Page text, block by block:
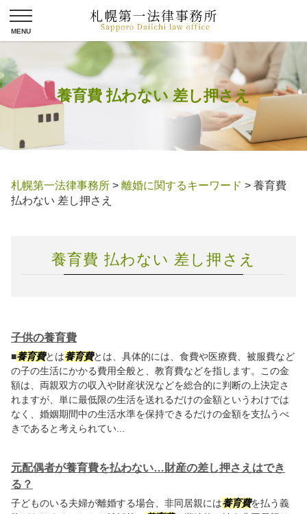
養育費 払わない 差し押さえ
札幌第一法律事務所 > 離婚に関するキーワード > 養育費
払わない 差し押さえ
養育費 払わない 差し押さえ
子供の養育費
■養育費とは養育費とは、具体的には、食費や医療費、被服費など
の子の生活にかかる費用全般と、教育費などを指します。この金
額は、両親双方の収入や財産状況などを総合的に判断の上決定さ
れますが、単に最低限の生活を送れるだけの金額というわけでは
なく、婚姻期間中の生活水準を保持できるだけの金額を支払うべ
きであると考えられてい...
元配偶者が養育費を払わない…財産の差し押さえはでき
る？
子どものいる夫婦が離婚する場合、非同居親には養育費を払う義